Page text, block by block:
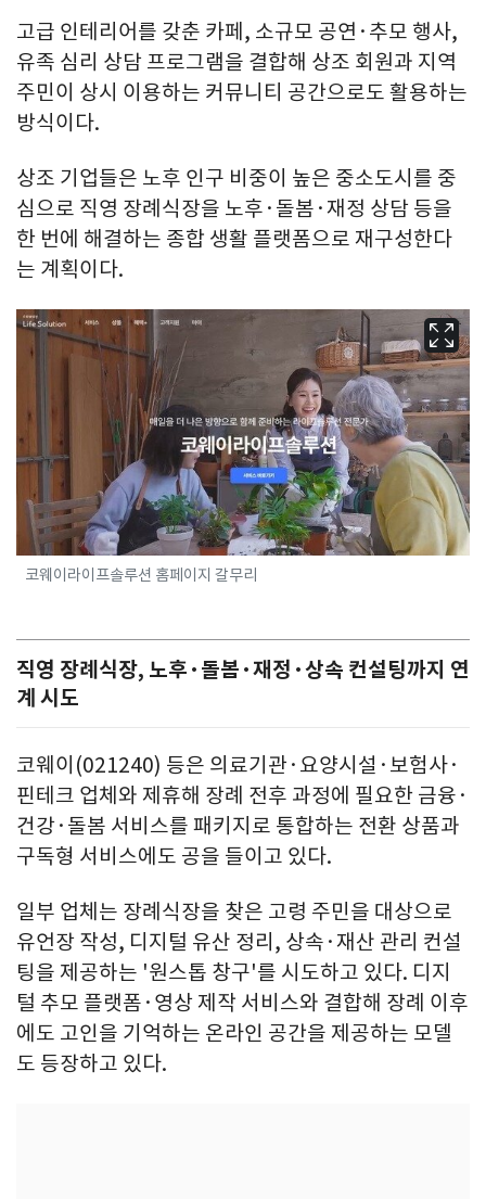
고급 인테리어를 갖춘 카페, 소규모 공연·추모 행사,
유족 심리 상담 프로그램을 결합해 상조 회원과 지역
주민이 상시 이용하는 커뮤니티 공간으로도 활용하는
방식이다.
상조 기업들은 노후 인구 비중이 높은 중소도시를 중
심으로 직영 장례식장을 노후·돌봄·재정 상담 등을
한 번에 해결하는 종합 생활 플랫폼으로 재구성한다
는 계획이다.
코웨이라이프솔루션 홈페이지 갈무리
직영 장례식장, 노후·돌봄·재정·상속 컨설팅까지 연
계 시도
코웨이(021240) 등은 의료기관·요양시설·보험사·
핀테크 업체와 제휴해 장례 전후 과정에 필요한 금융·
건강·돌봄 서비스를 패키지로 통합하는 전환 상품과
구독형 서비스에도 공을 들이고 있다.
일부 업체는 장례식장을 찾은 고령 주민을 대상으로
유언장 작성, 디지털 유산 정리, 상속·재산 관리 컨설
팅을 제공하는 '원스톱 창구'를 시도하고 있다. 디지
털 추모 플랫폼·영상 제작 서비스와 결합해 장례 이후
에도 고인을 기억하는 온라인 공간을 제공하는 모델
도 등장하고 있다.